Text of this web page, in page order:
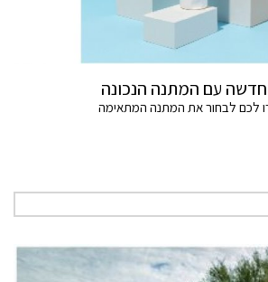
עם המתנה הנכונה
לכם לבחור את המתנה המתאימה